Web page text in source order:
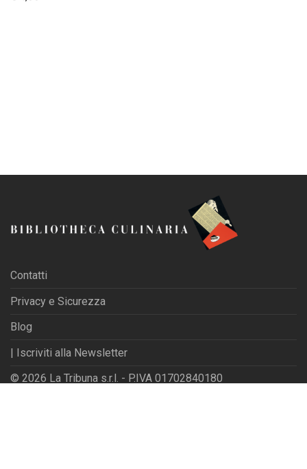
Contatti
Privacy e Sicurezza
Blog
| Iscriviti alla Newsletter
© 2026 La Tribuna s.r.l. - P.IVA 01702840180